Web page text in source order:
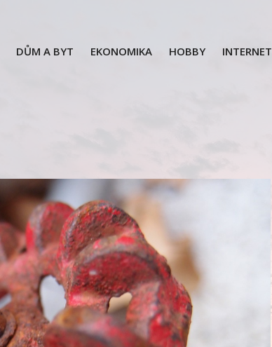
DŮM A BYT EKONOMIKA HOBBY INTERNET